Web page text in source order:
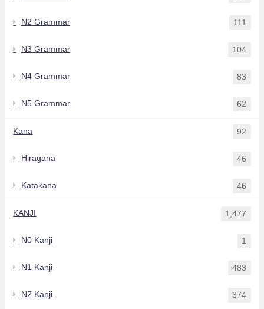
N2 Grammar 111
N3 Grammar 104
N4 Grammar 83
N5 Grammar 62
Kana 92
Hiragana 46
Katakana 46
KANJI 1,477
N0 Kanji 1
N1 Kanji 483
N2 Kanji 374